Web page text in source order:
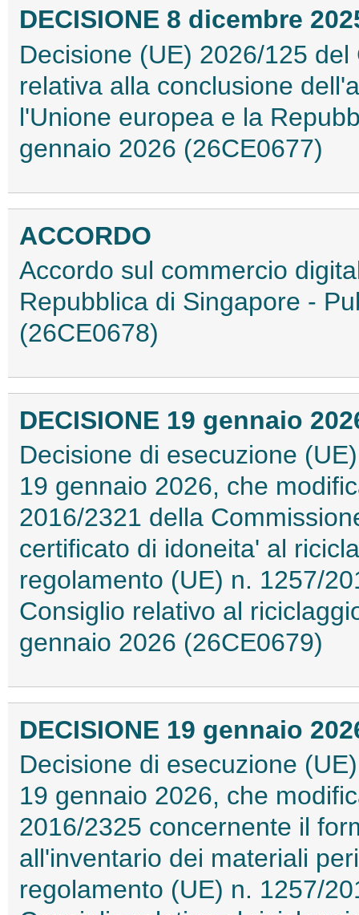
DECISIONE 8 dicembre
Decisione (UE) 2026/125
relativa alla conclusione
l'Unione europea e la
gennaio 2026 (26CE0677)
ACCORDO
Accordo sul commercio
Repubblica di Singapore -
(26CE0678)
DECISIONE 19 gennaio
Decisione di esecuzione
19 gennaio 2026, che
2016/2321 della
certificato di idoneita' al
regolamento (UE) n. 1257/
Consiglio relativo al
gennaio 2026 (26CE0679)
DECISIONE 19 gennaio
Decisione di esecuzione
19 gennaio 2026, che
2016/2325 concernente il
all'inventario dei materiali
regolamento (UE) n. 1257/